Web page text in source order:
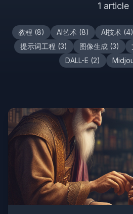
1 article
教程 (8) AI艺术 (8) AI技术 (4)
提示词工程 (3) 图像生成 (3)
DALL-E (2)